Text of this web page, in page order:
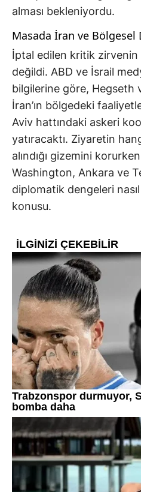
alması bekleniyordu.
Masada İran ve Bölgesel
İptal edilen kritik zirvenin
değildi. ABD ve İsrail
bilgilerine göre, Hegseth
İran’ın bölgedeki
Aviv hattındaki askeri
yatıracaktı. Ziyaretin
alındığı gizemini
Washington, Ankara ve
diplomatik dengeleri
konusu.